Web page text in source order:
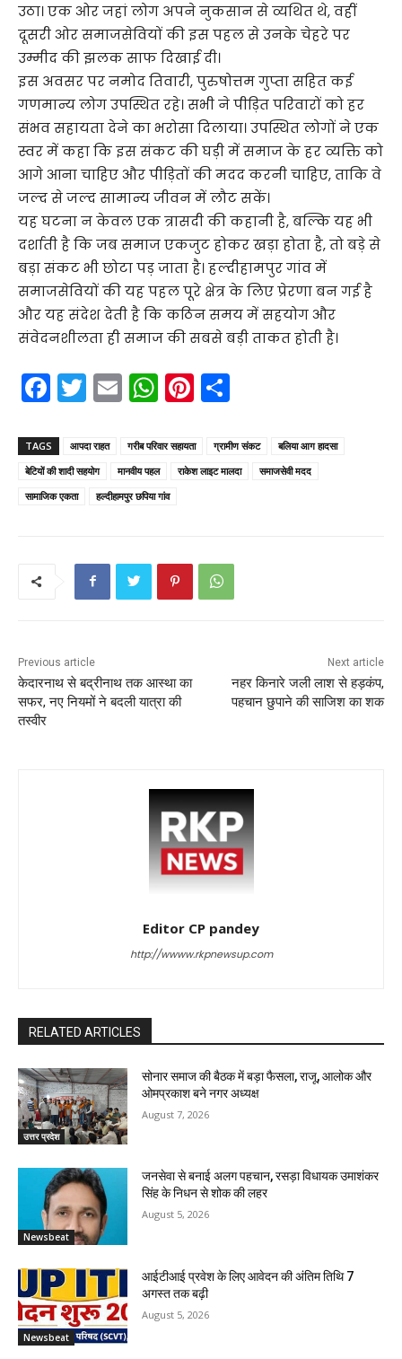
उठा। एक ओर जहां लोग अपने नुकसान से व्यथित थे, वहीं
दूसरी ओर समाजसेवियों की इस पहल से उनके चेहरे पर
उम्मीद की झलक साफ दिखाई दी।
इस अवसर पर नमोद तिवारी, पुरुषोत्तम गुप्ता सहित कई
गणमान्य लोग उपस्थित रहे। सभी ने पीड़ित परिवारों को हर
संभव सहायता देने का भरोसा दिलाया। उपस्थित लोगों ने एक
स्वर में कहा कि इस संकट की घड़ी में समाज के हर व्यक्ति को
आगे आना चाहिए और पीड़ितों की मदद करनी चाहिए, ताकि वे
जल्द से जल्द सामान्य जीवन में लौट सकें।
यह घटना न केवल एक त्रासदी की कहानी है, बल्कि यह भी
दर्शाती है कि जब समाज एकजुट होकर खड़ा होता है, तो बड़े से
बड़ा संकट भी छोटा पड़ जाता है। हल्दीहामपुर गांव में
समाजसेवियों की यह पहल पूरे क्षेत्र के लिए प्रेरणा बन गई है
और यह संदेश देती है कि कठिन समय में सहयोग और
संवेदनशीलता ही समाज की सबसे बड़ी ताकत होती है।
F
a
c
e
b
T
w
itt
er
E
m
ai
l
W
h
a
ts
A
p
Pi
nt
er
e
ar
e
TAGS आपदा राहत गरीब परिवार सहायता ग्रामीण संकट
बलिया आग हादसा
बेटियों की शादी सहयोग
मानवीय पहल राकेश लाइट मालदा
समाजसेवी मदद
सामाजिक एकता
हल्दीहामपुर छपिया गांव
Previous article
केदारनाथ से बद्रीनाथ तक आस्था का
सफर, नए नियमों ने बदली यात्रा की
तस्वीर
Next article
नहर किनारे जली लाश से हड़कंप,
पहचान छुपाने की साजिश का शक
Editor CP pandey
http://wwww.rkpnewsup.com
RELATED ARTICLES
उत्तर प्रदेश
सोनार समाज की बैठक में बड़ा फैसला, राजू, आलोक और
ओमप्रकाश बने नगर अध्यक्ष
August 7, 2026
Newsbeat
जनसेवा से बनाई अलग पहचान, रसड़ा विधायक उमाशंकर
सिंह के निधन से शोक की लहर
August 5, 2026
Newsbeat
आईटीआई प्रवेश के लिए आवेदन की अंतिम तिथि 7
अगस्त तक बढ़ी
August 5, 2026